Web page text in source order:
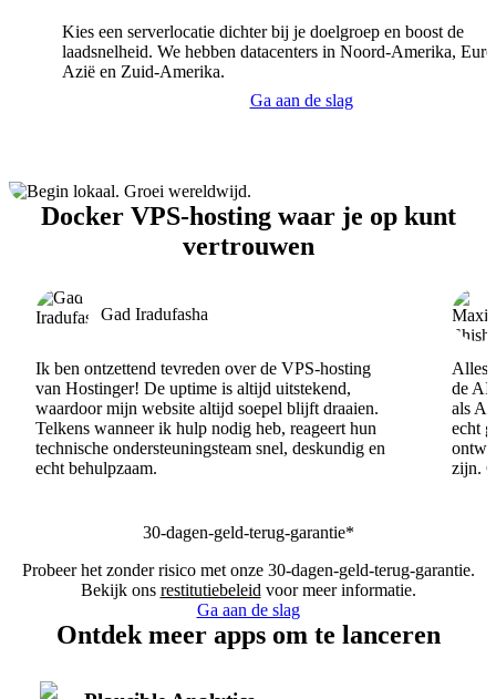
Kies een serverlocatie dichter bij je doelgroep en boost de
laadsnelheid. We hebben datacenters in Noord-Amerika,
Azië en Zuid-Amerika.
Ga aan de slag
Docker VPS-hosting waar je op kunt
vertrouwen
Gad Iradufasha
Ik ben ontzettend tevreden over de VPS-hosting
van Hostinger! De uptime is altijd uitstekend,
waardoor mijn website altijd soepel blijft draaien.
Telkens wanneer ik hulp nodig heb, reageert hun
technische ondersteuningsteam snel, deskundig en
echt behulpzaam.
Alles
de
als AI
echt
zijn.
30-dagen-geld-terug-garantie*
Probeer het zonder risico met onze 30-dagen-geld-terug-garantie.
Bekijk ons restitutiebeleid voor meer informatie.
Ga aan de slag
Ontdek meer apps om te lanceren